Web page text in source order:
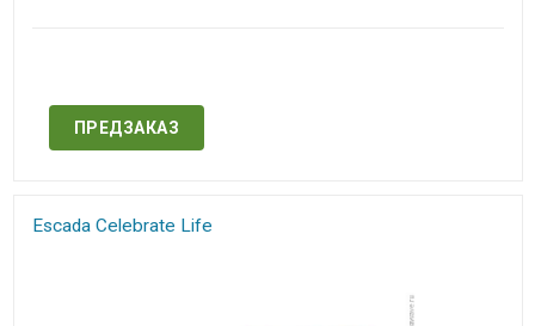
ПРЕДЗАКАЗ
Escada Celebrate Life​